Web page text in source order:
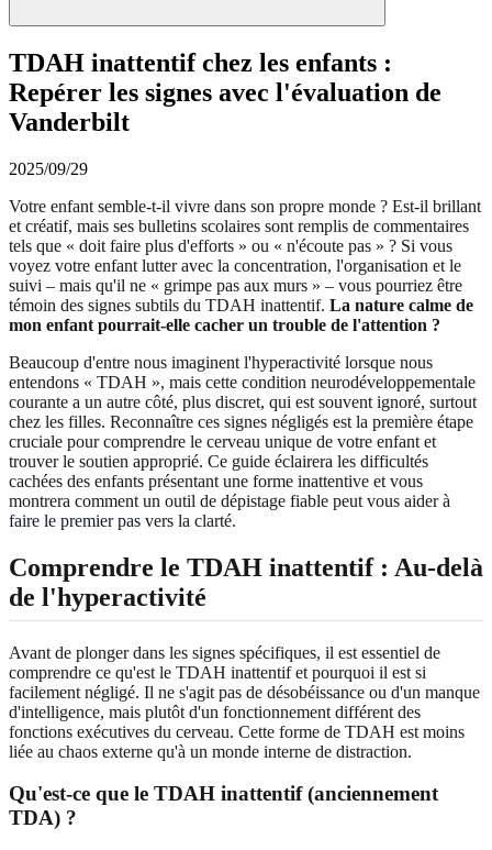
TDAH inattentif chez les enfants :
Repérer les signes avec l'évaluation de
Vanderbilt
2025/09/29
Votre enfant semble-t-il vivre dans son propre monde ? Est-il brillant
et créatif, mais ses bulletins scolaires sont remplis de commentaires
tels que « doit faire plus d'efforts » ou « n'écoute pas » ? Si vous
voyez votre enfant lutter avec la concentration, l'organisation et le
suivi – mais qu'il ne « grimpe pas aux murs » – vous pourriez être
témoin des signes subtils du TDAH inattentif. La nature calme de
mon enfant pourrait-elle cacher un trouble de l'attention ?
Beaucoup d'entre nous imaginent l'hyperactivité lorsque nous
entendons « TDAH », mais cette condition neurodéveloppementale
courante a un autre côté, plus discret, qui est souvent ignoré, surtout
chez les filles. Reconnaître ces signes négligés est la première étape
cruciale pour comprendre le cerveau unique de votre enfant et
trouver le soutien approprié. Ce guide éclairera les difficultés
cachées des enfants présentant une forme inattentive et vous
montrera comment un outil de dépistage fiable peut vous aider à
faire le premier pas vers la clarté.
Comprendre le TDAH inattentif : Au-delà
de l'hyperactivité
Avant de plonger dans les signes spécifiques, il est essentiel de
comprendre ce qu'est le TDAH inattentif et pourquoi il est si
facilement négligé. Il ne s'agit pas de désobéissance ou d'un manque
d'intelligence, mais plutôt d'un fonctionnement différent des
fonctions exécutives du cerveau. Cette forme de TDAH est moins
liée au chaos externe qu'à un monde interne de distraction.
Qu'est-ce que le TDAH inattentif (anciennement
TDA) ?